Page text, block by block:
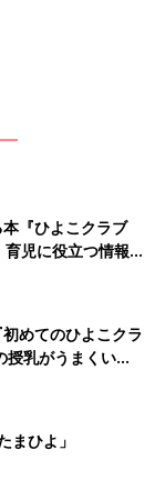
ちゃんの自覚を
力の差から“き
。1人目が2人目
自分のことを自
ます。ただ、1
『ひよこクラブ
児に役立つ情報が
めてのひよこクラ
授乳がうまくい
トラブル 解決テ
まひよ」